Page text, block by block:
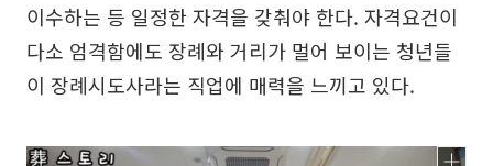
이수하는 등 일정한 자격을 갖춰야 한다. 자격요건이
다소 엄격함에도 장례와 거리가 멀어 보이는 청년들
이 장례시도사라는 직업에 매력을 느끼고 있다.